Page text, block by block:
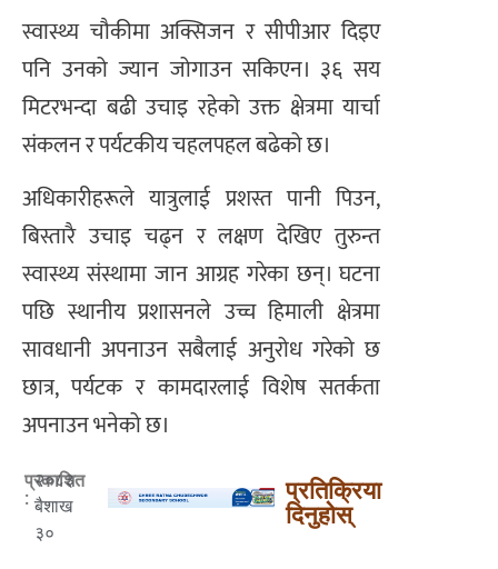
स्वास्थ्य चौकीमा अक्सिजन र सीपीआर दिइए
पनि उनको ज्यान जोगाउन सकिएन। ३६ सय
मिटरभन्दा बढी उचाइ रहेको उक्त क्षेत्रमा यार्चा
संकलन र पर्यटकीय चहलपहल बढेको छ।
अधिकारीहरूले यात्रुलाई प्रशस्त पानी पिउन,
बिस्तारै उचाइ चढ्न र लक्षण देखिए तुरुन्त
स्वास्थ्य संस्थामा जान आग्रह गरेका छन्। घटना
पछि स्थानीय प्रशासनले उच्च हिमाली क्षेत्रमा
सावधानी अपनाउन सबैलाई अनुरोध गरेको छ
छात्र, पर्यटक र कामदारलाई विशेष सतर्कता
अपनाउन भनेको छ।
प्रकाशित
:
२०८३
बैशाख
३०
प्रतिक्रिया
दिनुहोस्